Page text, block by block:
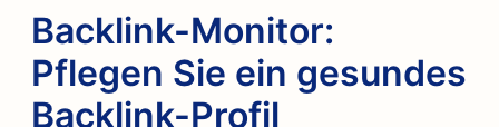
Backlink-Monitor:
Pflegen Sie ein gesundes
Backlink-Profil